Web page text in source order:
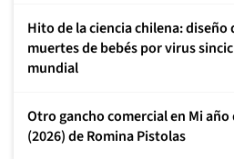
Hito de la ciencia chilena:
muertes de bebés por virus
mundial
Otro gancho comercial en Mi
(2026) de Romina Pistolas